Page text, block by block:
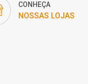
CONHEÇA
NOSSAS LOJAS